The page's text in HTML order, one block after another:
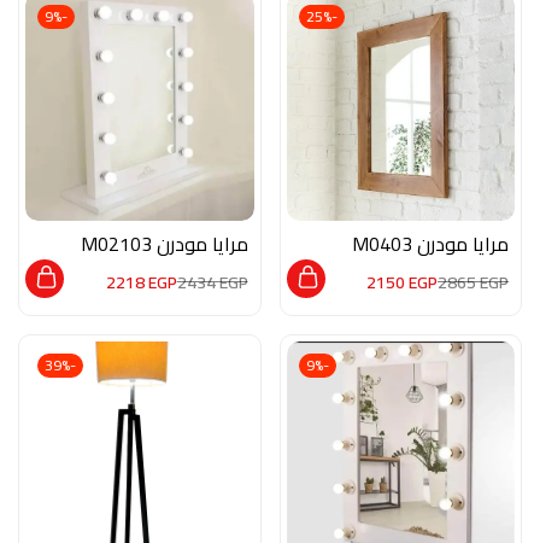
-25%
مرايا مودرن M0403
2865EGP
2150EGP
-9%
مرايا مودرن M02103
2434EGP
2218EGP
-9%
-39%